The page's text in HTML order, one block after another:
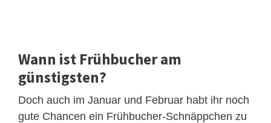
Wann ist Frühbucher am
günstigsten?
Doch auch im Januar und Februar habt ihr noch
gute Chancen ein Frühbucher-Schnäppchen zu